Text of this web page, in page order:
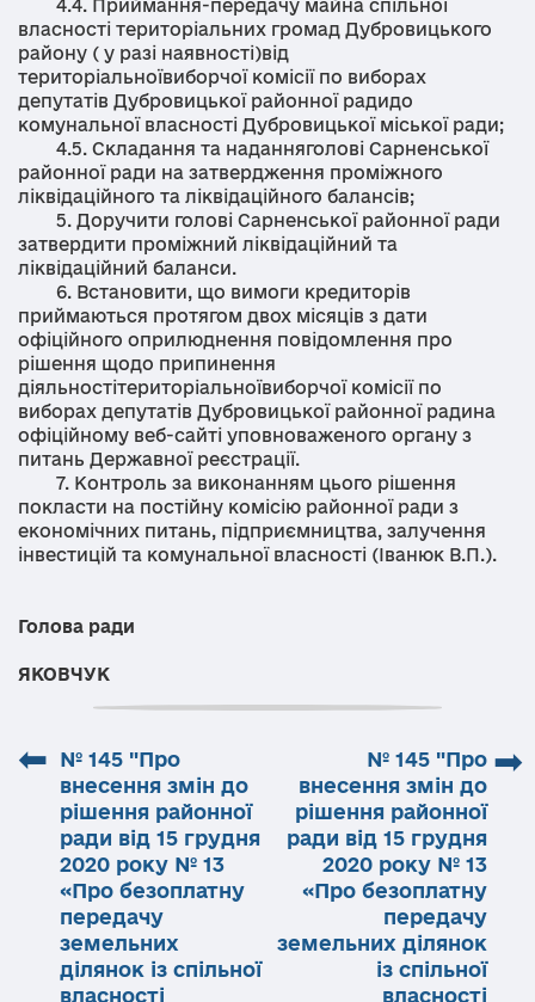
4.4. Приймання-передачу майна спільної
власності територіальних громад Дубровицького
району ( у разі наявності)від
територіальноївиборчої комісії по виборах
депутатів Дубровицької районної радидо
комунальної власності Дубровицької міської ради;
4.5. Складання та наданняголові Сарненської
районної ради на затвердження проміжного
ліквідаційного та ліквідаційного балансів;
5. Доручити голові Сарненської районної ради
затвердити проміжний ліквідаційний та
ліквідаційний баланси.
6. Встановити, що вимоги кредиторів
приймаються протягом двох місяців з дати
офіційного оприлюднення повідомлення про
рішення щодо припинення
діяльностітериторіальноївиборчої комісії по
виборах депутатів Дубровицької районної радина
офіційному веб-сайті уповноваженого органу з
питань Державної реєстрації.
7. Контроль за виконанням цього рішення
покласти на постійну комісію районної ради з
економічних питань, підприємництва, залучення
інвестицій та комунальної власності (Іванюк В.П.).
Голова ради
ЯКОВЧУК
⬅
№ 145 "Про
внесення змін до
рішення районної
ради від 15 грудня
2020 року № 13
«Про безоплатну
передачу
земельних
ділянок із спільної
власності
➡
№ 145 "Про
внесення змін до
рішення районної
ради від 15 грудня
2020 року № 13
«Про безоплатну
передачу
земельних ділянок
із спільної
власності